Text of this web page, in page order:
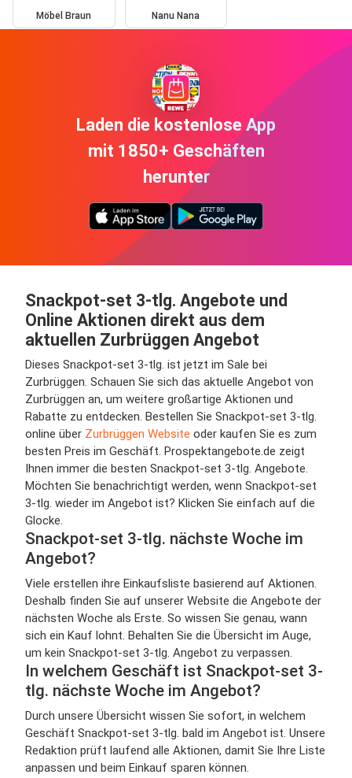
Möbel Braun Nanu Nana
Laden die kostenlose App
mit 1850+ Geschäften
herunter
Snackpot-set 3-tlg. Angebote und
Online Aktionen direkt aus dem
aktuellen Zurbrüggen Angebot
Dieses Snackpot-set 3-tlg. ist jetzt im Sale bei
Zurbrüggen. Schauen Sie sich das aktuelle Angebot von
Zurbrüggen an, um weitere großartige Aktionen und
Rabatte zu entdecken. Bestellen Sie Snackpot-set 3-tlg.
online über Zurbrüggen Website oder kaufen Sie es zum
besten Preis im Geschäft. Prospektangebote.de zeigt
Ihnen immer die besten Snackpot-set 3-tlg. Angebote.
Möchten Sie benachrichtigt werden, wenn Snackpot-set
3-tlg. wieder im Angebot ist? Klicken Sie einfach auf die
Glocke.
Snackpot-set 3-tlg. nächste Woche im
Angebot?
Viele erstellen ihre Einkaufsliste basierend auf Aktionen.
Deshalb finden Sie auf unserer Website die Angebote der
nächsten Woche als Erste. So wissen Sie genau, wann
sich ein Kauf lohnt. Behalten Sie die Übersicht im Auge,
um kein Snackpot-set 3-tlg. Angebot zu verpassen.
In welchem Geschäft ist Snackpot-set 3-
tlg. nächste Woche im Angebot?
Durch unsere Übersicht wissen Sie sofort, in welchem
Geschäft Snackpot-set 3-tlg. bald im Angebot ist. Unsere
Redaktion prüft laufend alle Aktionen, damit Sie Ihre Liste
anpassen und beim Einkauf sparen können.